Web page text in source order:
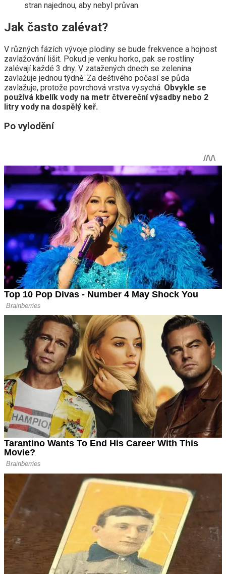
stran najednou, aby nebyl průvan.
Jak často zalévat?
V různých fázích vývoje plodiny se bude frekvence a hojnost
zavlažování lišit. Pokud je venku horko, pak se rostliny
zalévají každé 3 dny. V zatažených dnech se zelenina
zavlažuje jednou týdně. Za deštivého počasí se půda
zavlažuje, protože povrchová vrstva vysychá. Obvykle se
používá kbelík vody na metr čtvereční výsadby nebo 2
litry vody na dospělý keř.
Po vylodění